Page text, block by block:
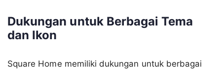
Dukungan untuk Berbagai Tema
dan Ikon
Square Home memiliki dukungan untuk berbagai